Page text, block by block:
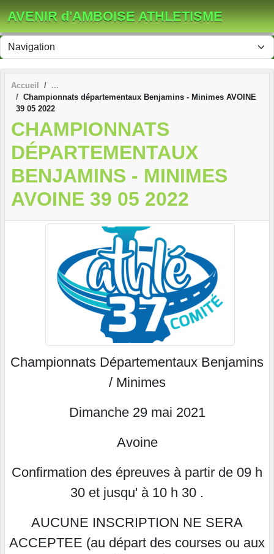
AVENIR d'AMBOISE ATHLETISME
Accueil
Championnats départementaux Benjamins - Minimes AVOINE
39 05 2022
CHAMPIONNATS
DÉPARTEMENTAUX
BENJAMINS - MINIMES
AVOINE 39 05 2022
Championnats Départementaux Benjamins
/ Minimes
Dimanche 29 mai 2021
Avoine
Confirmation des épreuves à partir de 09 h
30 et jusqu' à 10 h 30 .
AUCUNE INSCRIPTION NE SERA
ACCEPTEE (au départ des courses ou aux